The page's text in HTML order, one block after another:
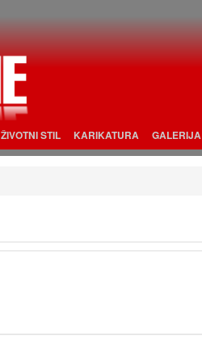
ŽIVOTNI STIL KARIKATURA GALERIJA